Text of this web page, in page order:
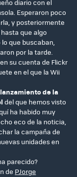
diario con el
Esperaron poco
y posteriormente
que algo
que buscaban,
por la tarde.
su cuenta de Flickr
en el que la Wii
de la
del que hemos visto
ha habido muy
eco de la noticia,
la campaña de
unidades en
parecido?
de PJorge